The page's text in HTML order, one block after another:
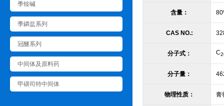
季铵碱
季鏻盐系列
冠醚系列
中间体及原料药
甲磺司特中间体
含量：
CAS NO.:
分子式： C
分子量：
物理性质： 膏